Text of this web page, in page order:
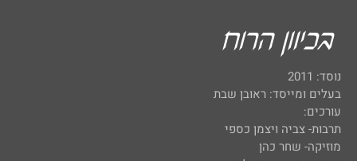
נוסד: 2011
בעלים ומייסד: ראובן שבת
עורכים:
תרבות- צביה ויצמן כספי
מוזיקה- שחר כהן